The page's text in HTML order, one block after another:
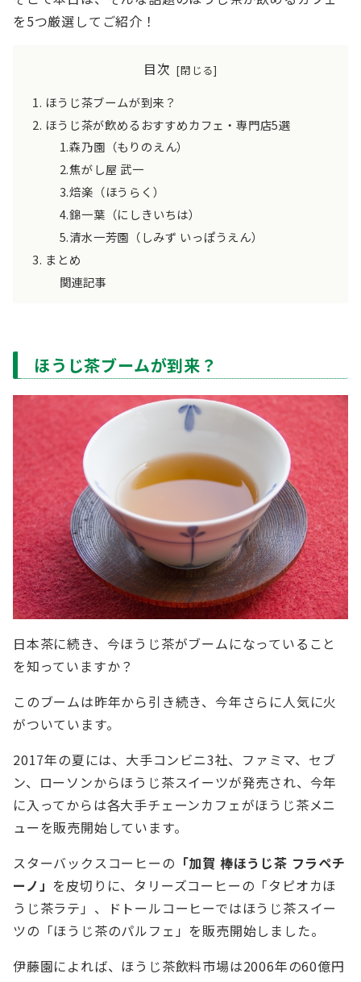
を5つ厳選してご紹介！
目次
ほうじ茶ブームが到来？
ほうじ茶が飲めるおすすめカフェ・専門店5選
1.森乃園（もりのえん）
2.焦がし屋 武一
3.焙楽（ほうらく）
4.錦一葉（にしきいちは）
5.清水一芳園（しみず いっぽうえん）
まとめ
関連記事
ほうじ茶ブームが到来？
日本茶に続き、今ほうじ茶がブームになっていること
を知っていますか？
このブームは昨年から引き続き、今年さらに人気に火
がついています。
2017年の夏には、大手コンビニ3社、ファミマ、セブ
ン、ローソンからほうじ茶スイーツが発売され、今年
に入ってからは各大手チェーンカフェがほうじ茶メニ
ューを販売開始しています。
スターバックスコーヒーの 「加賀 棒ほうじ茶 フラペチ
ーノ」 を皮切りに、タリーズコーヒーの「タピオカほ
うじ茶ラテ」、ドトールコーヒーではほうじ茶スイー
ツの「ほうじ茶のパルフェ」を販売開始しました。
伊藤園によれば、ほうじ茶飲料市場は2006年の60億円